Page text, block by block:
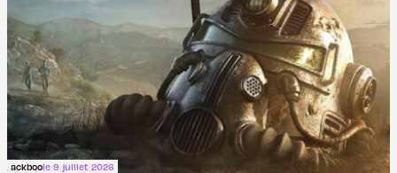
ackboole 9 juillet 2026